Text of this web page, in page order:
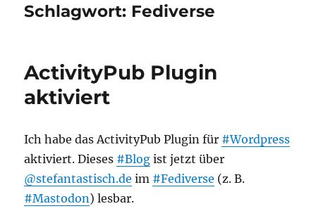
Schlagwort: Fediverse
ActivityPub Plugin
aktiviert
Ich habe das ActivityPub Plugin für #Wordpress
aktiviert. Dieses #Blog ist jetzt über
@stefantastisch.de im #Fediverse (z. B.
#Mastodon) lesbar.